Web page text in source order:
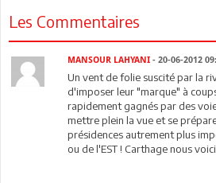
Les Commentaires
MANSOUR LAHYANI - 20-06-2012
Un vent de folie suscité par la
d'imposer leur "marque" à
rapidement gagnés par des
mettre plein la vue et se
présidences autrement plus
ou de l'EST ! Carthage nous